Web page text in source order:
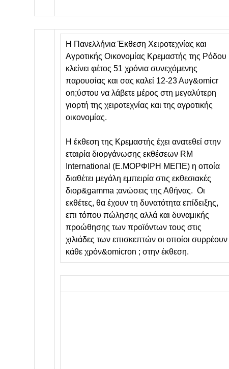
H Πανελλήνια Έκθεση Χειροτεχνίας και
Αγροτικής Οικονομίας Κρεμαστής της Ρόδου
κλείνει φέτος 51 χρόνια συνεχόμενης
παρουσίας και σας καλεί 12-23 Αυγ&omicr
on;ύστου να λάβετε μέρος στη μεγαλύτερη
γιορτή της χειροτεχνίας και της αγροτικής
οικονομίας.
Η έκθεση της Κρεμαστής έχει ανατεθεί στην
εταιρία διοργάνωσης εκθέσεων RM
International (Ε.ΜΟΡΦΙΡΗ ΜΕΠΕ) η οποία
διαθέτει μεγάλη εμπειρία στις εκθεσιακές
διορ&gamma ;ανώσεις της Αθήνας. Οι
εκθέτες, θα έχουν τη δυνατότητα επίδειξης,
επι τόπου πώλησης αλλά και δυναμικής
προώθησης των προϊόντων τους στις
χιλιάδες των επισκεπτών οι οποίοι συρρέουν
κάθε χρόν&omicron ; στην έκθεση.